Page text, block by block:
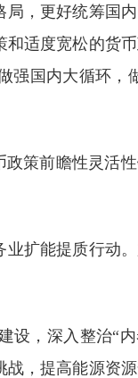
，更好统筹国
适度宽松的货
国内大循环，
策前瞻性灵活
扩能提质行动
，深入整治“
，提高能源资